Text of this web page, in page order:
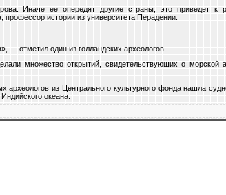
Иначе ее опередят другие страны, это приведет к
истории из университета Перадении.
— отметил один из голландских археологов.
множество открытий, свидетельствующих о морской
из Центрального культурного фонда нашла
океана.